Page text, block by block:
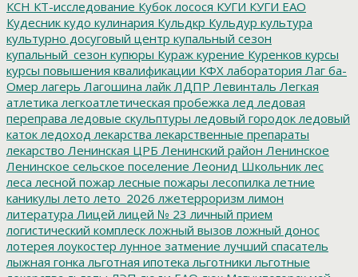
КСН КТ-исследование Кубок лосося КУГИ КУГИ ЕАО
Кудесник кудо кулинария Кульдкр Кульдур культура
культурно досуговый центр купальный сезон
купальный_сезон купюры Кураж курение Куренков курсы
курсы повышения квалификации КФХ лаборатория Лаг ба-
Омер лагерь Лагошина лайк ЛДПР Левинталь Легкая
атлетика легкоатлетическая пробежка лед ледовая
переправа ледовые скульптуры ледовый городок ледовый
каток ледоход лекарства лекарственные препараты
лекарство Ленинская ЦРБ Ленинский район Ленинское
Ленинское сельское поселение Леонид Школьник лес
леса лесной пожар лесные пожары лесопилка летние
каникулы лето лето_2026 лжетерроризм лимон
литература Лицей лицей № 23 личный прием
логистический комплеск ложный вызов ложный донос
лотерея лоукостер лунное затмение лучший спасатель
лыжная гонка льготная ипотека льготники льготные